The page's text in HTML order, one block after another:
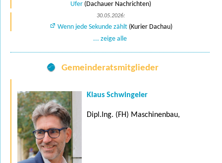
Ufer(Dachauer Nachrichten)
30.05.2026:
Wenn jede Sekunde zählt (Kurier Dachau)
... zeige alle
Gemeinderatsmitglieder
Klaus Schwingeler
Dipl.Ing. (FH) Maschinenbau,